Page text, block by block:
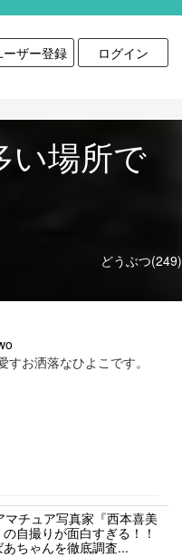
ーザー登録 ログイン
場所で
どうぶつ(249)
すお洒落なひよこです。
マチュア写真家『西本喜美
自撮りが面白すぎる！！
ちゃんを徹底調査...